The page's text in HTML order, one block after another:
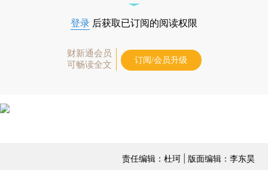
登录 后获取已订阅的阅读权限
财新通会员
可畅读全文
订阅/会员升级
责任编辑：杜珂 | 版面编辑：李东昊